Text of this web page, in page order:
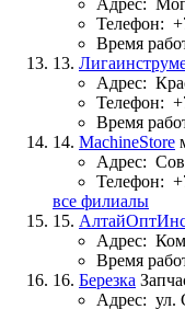
Телефон:
Время
13.
Адрес:
Телефон:
Время
14. MachineStore
Адрес:
Телефон:
все филиалы
15.
Адрес:
Время
16. Березка
Адрес: ул.